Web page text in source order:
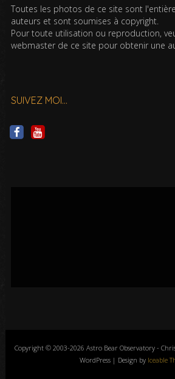
Toutes les photos de ce site sont
auteurs et sont soumises à copyright.
Pour toute utilisation ou reproduction,
webmaster de ce site pour obtenir une
SUIVEZ MOI…
Copyright © 2003-2026 Astro Bear Observatory -
WordPress | Design by Iceable